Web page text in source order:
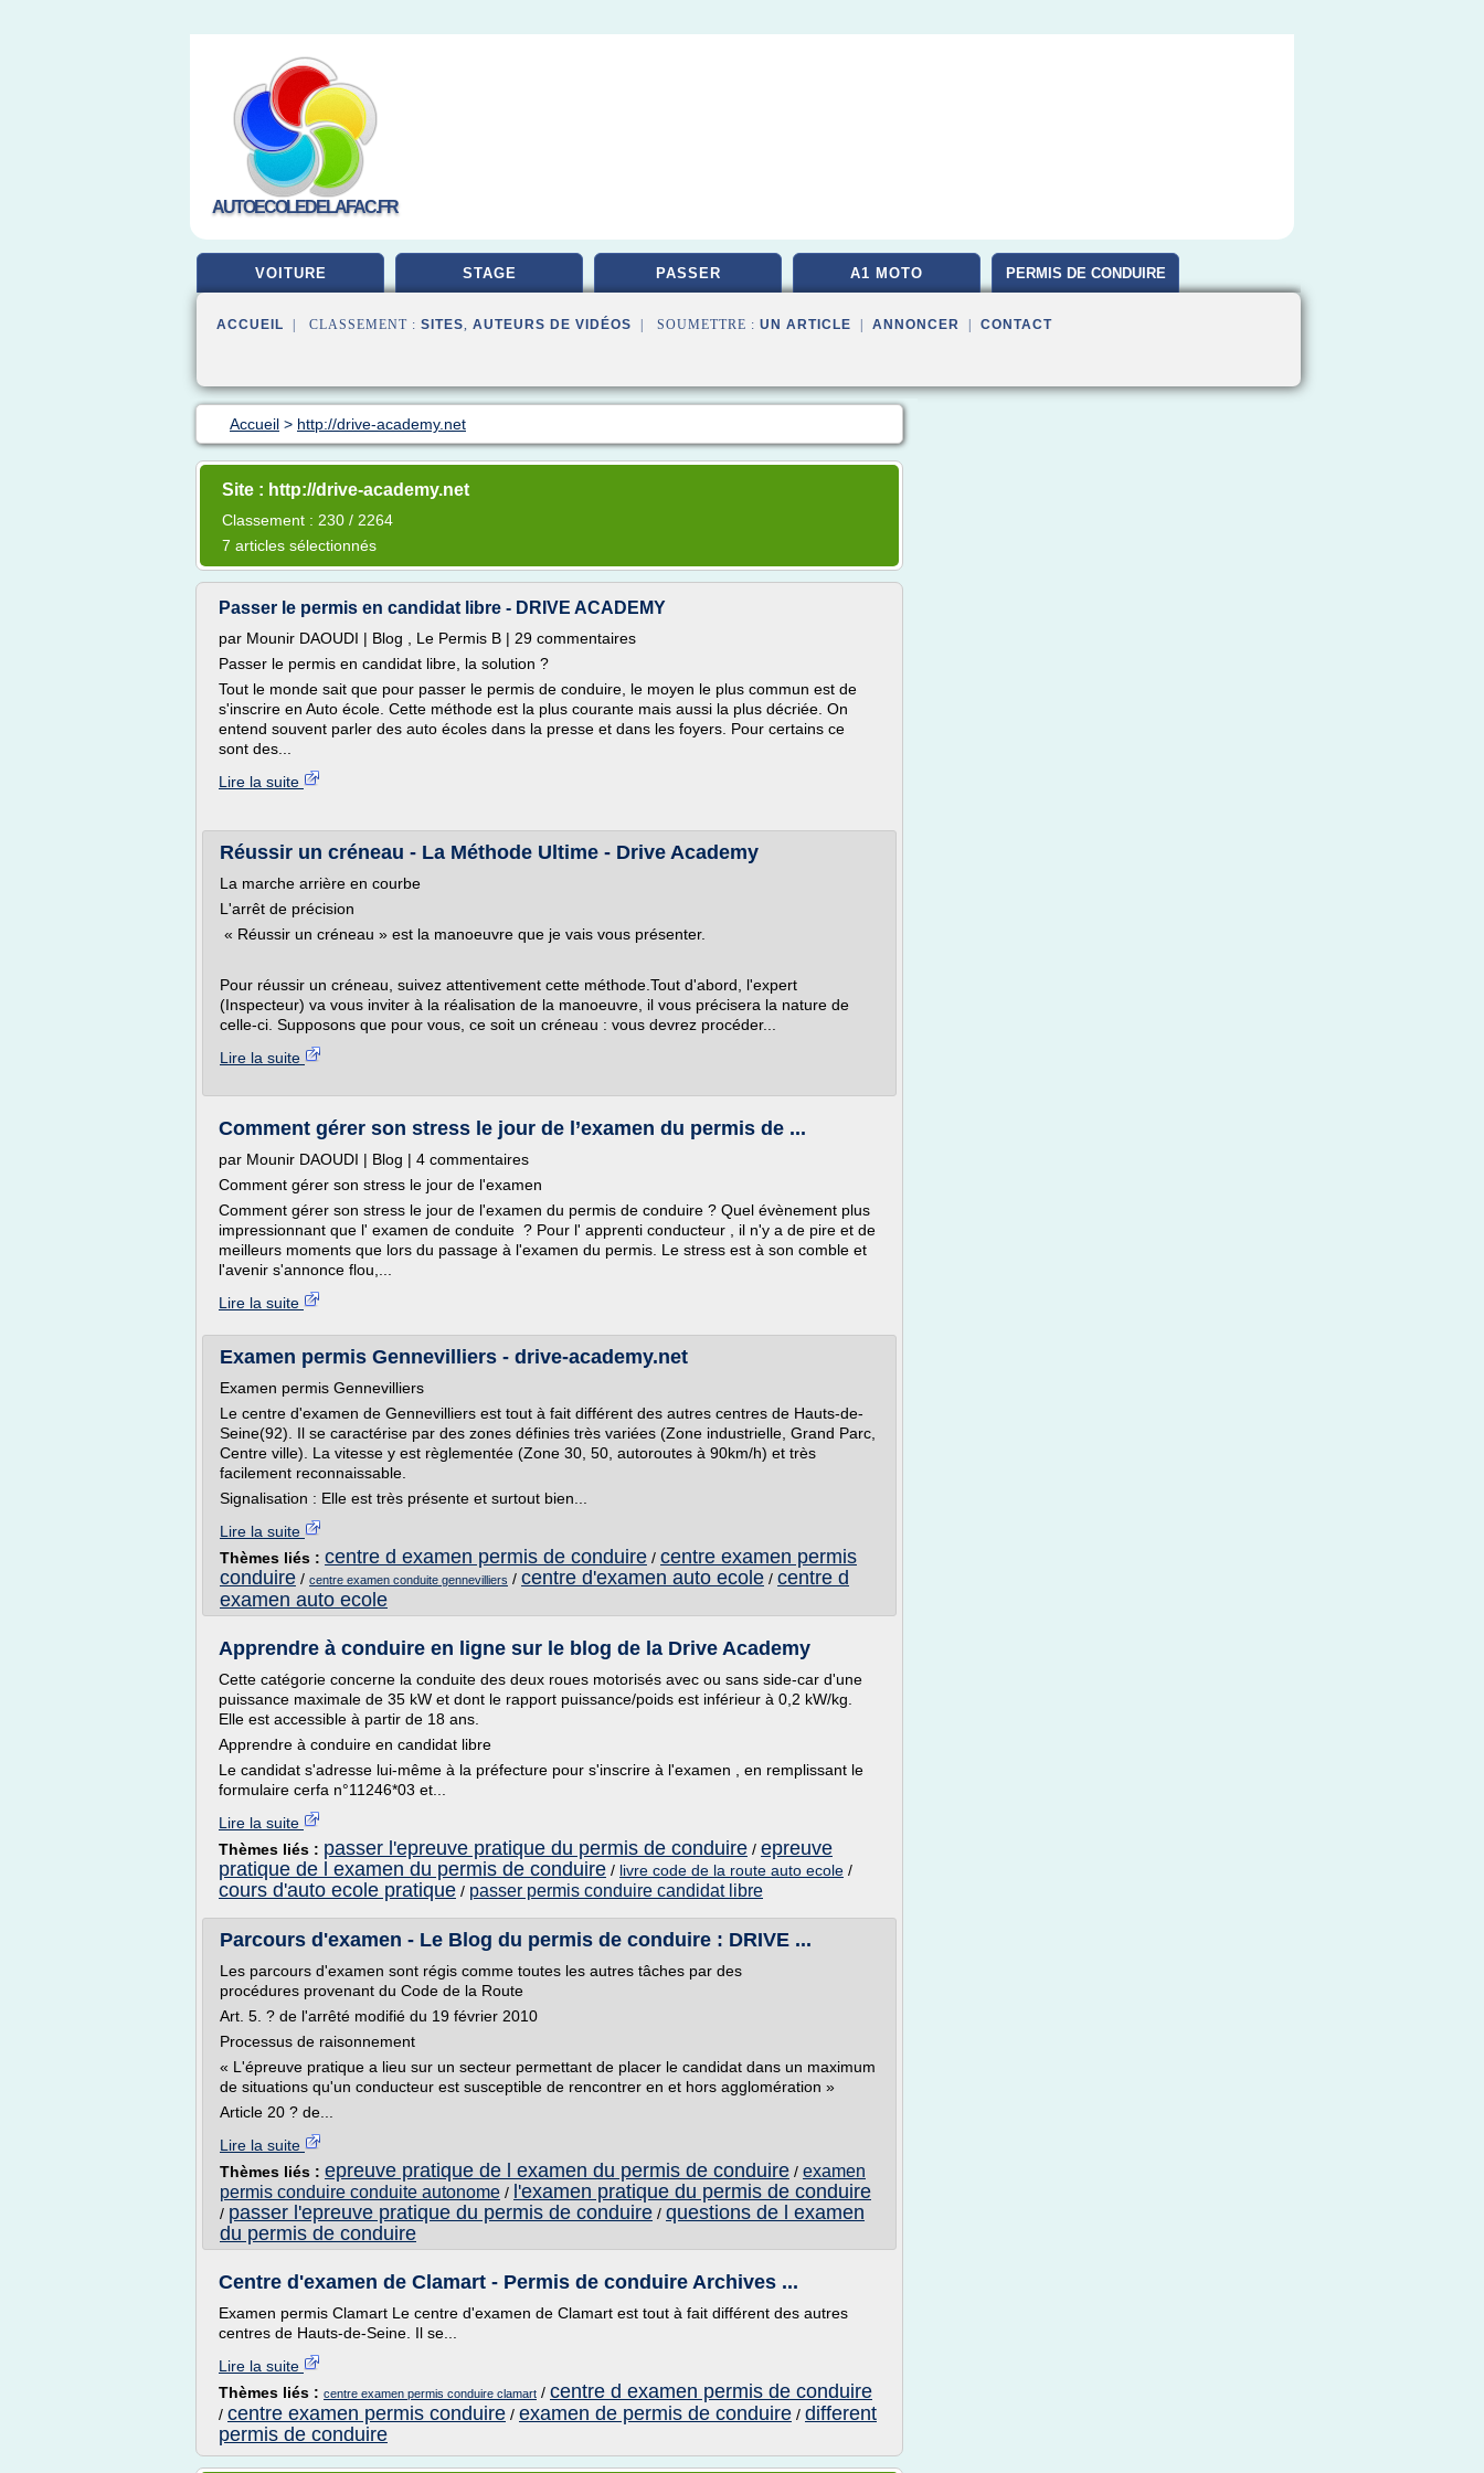
AUTOECOLEDELAFAC.FR
VOITURE STAGE PASSER A1 MOTO PERMIS DE CONDUIRE
ACCUEIL | CLASSEMENT : SITES, AUTEURS DE VIDÉOS | SOUMETTRE : UN ARTICLE ANNONCER CONTACT
Accueil > http://drive-academy.net
Site : http://drive-academy.net
Classement : 230 / 2264
7 articles sélectionnés
Passer le permis en candidat libre - DRIVE ACADEMY
par Mounir DAOUDI | Blog , Le Permis B | 29 commentaires
Passer le permis en candidat libre, la solution ?
Tout le monde sait que pour passer le permis de conduire, le moyen le plus commun est de
s'inscrire en Auto école. Cette méthode est la plus courante mais aussi la plus décriée. On
entend souvent parler des auto écoles dans la presse et dans les foyers. Pour certains ce
sont des...
Lire la suite
Réussir un créneau - La Méthode Ultime - Drive Academy
La marche arrière en courbe
L'arrêt de précision
« Réussir un créneau » est la manoeuvre que je vais vous présenter.
Pour réussir un créneau, suivez attentivement cette méthode.Tout d'abord, l'expert
(Inspecteur) va vous inviter à la réalisation de la manoeuvre, il vous précisera la nature de
celle-ci. Supposons que pour vous, ce soit un créneau : vous devrez procéder...
Lire la suite
Comment gérer son stress le jour de l’examen du permis de ...
par Mounir DAOUDI | Blog | 4 commentaires
Comment gérer son stress le jour de l'examen
Comment gérer son stress le jour de l'examen du permis de conduire ? Quel évènement plus
impressionnant que l' examen de conduite ? Pour l' apprenti conducteur , il n'y a de pire et de
meilleurs moments que lors du passage à l'examen du permis. Le stress est à son comble et
l'avenir s'annonce flou,...
Lire la suite
Examen permis Gennevilliers - drive-academy.net
Examen permis Gennevilliers
Le centre d'examen de Gennevilliers est tout à fait différent des autres centres de Hauts-de-
Seine(92). Il se caractérise par des zones définies très variées (Zone industrielle, Grand Parc,
Centre ville). La vitesse y est règlementée (Zone 30, 50, autoroutes à 90km/h) et très
facilement reconnaissable.
Signalisation : Elle est très présente et surtout bien...
Lire la suite
Thèmes liés : centre d examen permis de conduire / centre examen permis
conduire / centre examen conduite gennevilliers / centre d'examen auto ecole / centre d
examen auto ecole
Apprendre à conduire en ligne sur le blog de la Drive Academy
Cette catégorie concerne la conduite des deux roues motorisés avec ou sans side-car d'une
puissance maximale de 35 kW et dont le rapport puissance/poids est inférieur à 0,2 kW/kg.
Elle est accessible à partir de 18 ans.
Apprendre à conduire en candidat libre
Le candidat s'adresse lui-même à la préfecture pour s'inscrire à l'examen , en remplissant le
formulaire cerfa n°11246*03 et...
Lire la suite
Thèmes liés : passer l'epreuve pratique du permis de conduire / epreuve
pratique de l examen du permis de conduire / livre code de la route auto ecole /
cours d'auto ecole pratique / passer permis conduire candidat libre
Parcours d'examen - Le Blog du permis de conduire : DRIVE ...
Les parcours d'examen sont régis comme toutes les autres tâches par des
procédures provenant du Code de la Route
Art. 5. ? de l'arrêté modifié du 19 février 2010
Processus de raisonnement
« L'épreuve pratique a lieu sur un secteur permettant de placer le candidat dans un maximum
de situations qu'un conducteur est susceptible de rencontrer en et hors agglomération »
Article 20 ? de...
Lire la suite
Thèmes liés : epreuve pratique de l examen du permis de conduire / examen
permis conduire conduite autonome / l'examen pratique du permis de conduire
/ passer l'epreuve pratique du permis de conduire / questions de l examen
du permis de conduire
Centre d'examen de Clamart - Permis de conduire Archives ...
Examen permis Clamart Le centre d'examen de Clamart est tout à fait différent des autres
centres de Hauts-de-Seine. Il se...
Lire la suite
Thèmes liés : centre examen permis conduire clamart / centre d examen permis de conduire
/ centre examen permis conduire / examen de permis de conduire / different
permis de conduire